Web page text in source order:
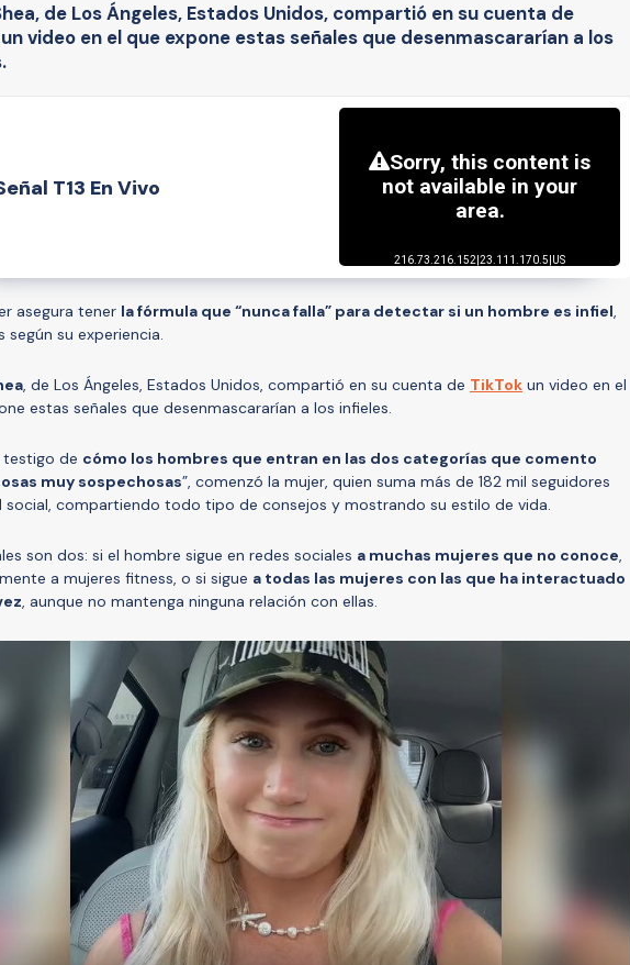
de Los Ángeles, Estados Unidos, compartió en su cuenta de
video en el que expone estas señales que desenmascararían a los
T13 En Vivo
asegura tener la fórmula que “nunca falla” para detectar si un hombre es infiel,
según su experiencia.
, de Los Ángeles, Estados Unidos, compartió en su cuenta de TikTok un video en el
estas señales que desenmascararían a los infieles.
testigo de cómo los hombres que entran en las dos categorías que comento
muy sospechosas”, comenzó la mujer, quien suma más de 182 mil seguidores
social, compartiendo todo tipo de consejos y mostrando su estilo de vida.
son dos: si el hombre sigue en redes sociales a muchas mujeres que no conoce,
a mujeres fitness, o si sigue a todas las mujeres con las que ha interactuado
, aunque no mantenga ninguna relación con ellas.